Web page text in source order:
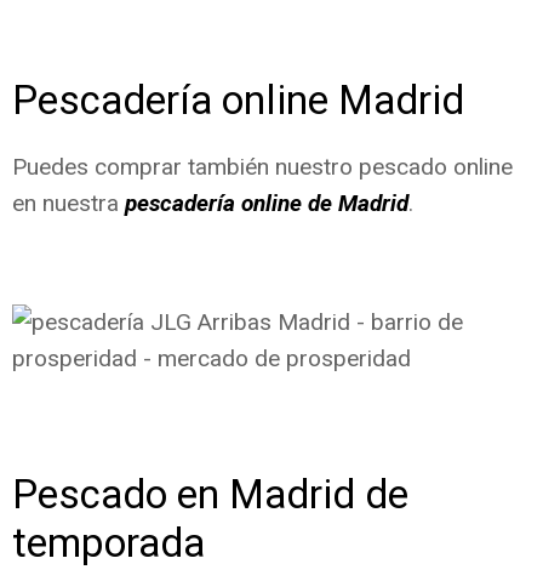
Pescadería online Madrid
Puedes comprar también nuestro pescado online
en nuestra pescadería online de Madrid.
Pescado en Madrid de
temporada